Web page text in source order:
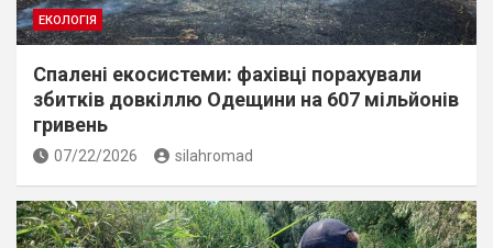
ЕКОЛОГІЯ
Спалені екосистеми: фахівці порахували
збитків довкіллю Одещини на 607 мільйонів
гривень
07/22/2026 silahromad